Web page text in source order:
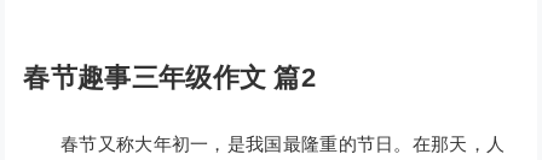
春节趣事三年级作文 篇2
春节又称大年初一，是我国最隆重的节日。在那天，人